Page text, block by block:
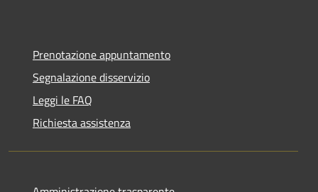
Prenotazione appuntamento
Segnalazione disservizio
Leggi le FAQ
Richiesta assistenza